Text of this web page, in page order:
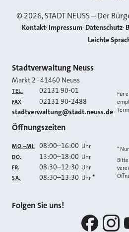
©2026, STADT NEUSS – Der
Kontakt Impressum Datenschutz
Leichte
Kontakt
Stadtverwaltung Neuss
Markt 2 ·41460 Neuss
TEL. 02131 90-01
FAX 02131 90-2488
E-MAIL
stadtverwaltung@stadt.neuss.de
Für
Öffnungszeiten
MO.–MI. 08:00–16:00 Uhr
DO. 13:00–18:00 Uhr
FR. 08:30–12:30 Uhr
SA. 08:30–13:30 Uhr *
*
Folgen Sie uns!